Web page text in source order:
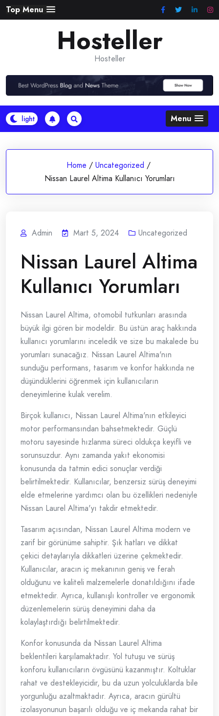
Skip
to
Top Menu
Hosteller
Hosteller
Menu
Home / Uncategorized /
Nissan Laurel Altima Kullanıcı Yorumları
Admin Mart 5, 2024 Uncategorized
Nissan Laurel Altima
Kullanıcı Yorumları
Nissan Laurel Altima, otomobil tutkunları arasında
büyük ilgi gören bir modeldir. Bu üstün araç hakkında
kullanıcı yorumlarını inceledik ve size bu makalede bu
yorumları sunacağız. Nissan Laurel Altima'nın
sunduğu performans, tasarım ve konfor hakkında ne
düşündüklerini öğrenmek için kullanıcıların
deneyimlerine kulak verelim.
Birçok kullanıcı, Nissan Laurel Altima'nın etkileyici
motor performansından bahsetmektedir. Güçlü
motoru sayesinde hızlanma süreci oldukça keyifli ve
sorunsuzdur. Aynı zamanda yakıt ekonomisi
konusunda da tatmin edici sonuçlar verdiği
belirtilmektedir. Kullanıcılar, benzersiz sürüş deneyimi
elde etmelerine yardımcı olan bu özellikleri nedeniyle
Nissan Laurel Altima'yı takdir etmektedir.
Tasarım açısından, Nissan Laurel Altima modern ve
zarif bir görünüme sahiptir. Şık hatları ve dikkat
çekici detaylarıyla dikkatleri üzerine çekmektedir.
Kullanıcılar, aracın iç mekanının geniş ve ferah
olduğunu ve kaliteli malzemelerle donatıldığını ifade
etmektedir. Ayrıca, kullanışlı kontroller ve ergonomik
düzenlemelerin sürüş deneyimini daha da
kolaylaştırdığı belirtilmektedir.
Konfor konusunda da Nissan Laurel Altima
beklentileri karşılamaktadır. Yol tutuşu ve sürüş
konforu kullanıcıların övgüsünü kazanmıştır. Koltuklar
rahat ve destekleyicidir, bu da uzun yolculuklarda bile
yorgunluğu azaltmaktadır. Ayrıca, aracın gürültü
izolasyonunun başarılı olduğu ve iç mekanda rahat bir